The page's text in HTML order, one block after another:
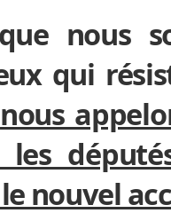
nous
qui
nous
les
nouvel